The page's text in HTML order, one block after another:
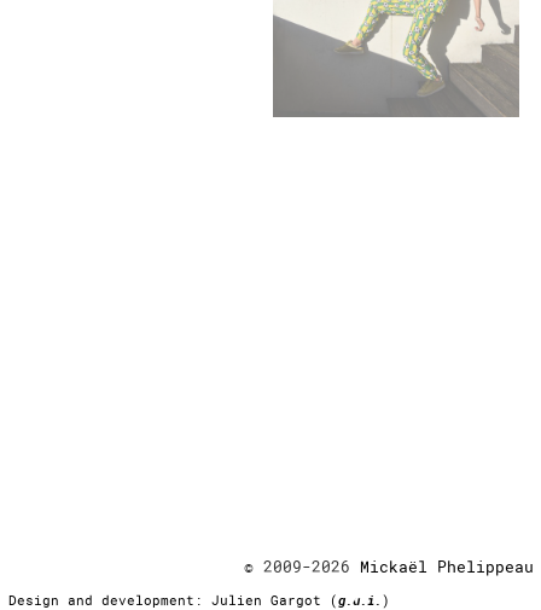
© 2009-2026 Mickaël Phelippeau
Design and development: Julien Gargot (g.u.i. )